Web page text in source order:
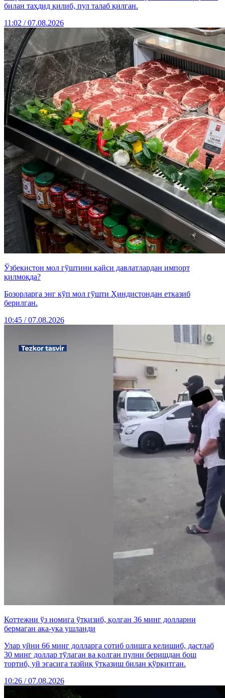
билан таҳдид қилиб, пул талаб қилган.
11:02 / 07.08.2026
Ўзбекистон мол гўштини қайси давлатлардан импорт
қилмоқда?
Бозорларга энг кўп мол гўшти Ҳиндистондан етказиб
берилган.
10:45 / 07.08.2026
Коттежни ўз номига ўтқизиб, қолган 36 минг долларни
бермаган ака-ука ушланди
Улар уйни 66 минг долларга сотиб олишга келишиб, дастлаб
30 минг доллар тўлаган ва қолган пулни беришдан бош
тортиб, уй эгасига тазйиқ ўтказиш билан қўрқитган.
10:26 / 07.08.2026